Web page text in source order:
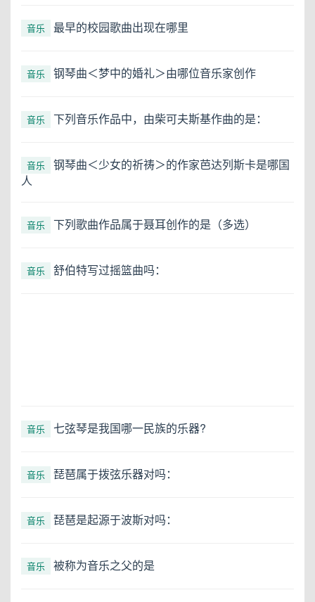
音乐 最早的校园歌曲出现在哪里
音乐 钢琴曲＜梦中的婚礼＞由哪位音乐家创作
音乐 下列音乐作品中，由柴可夫斯基作曲的是：
音乐
钢琴曲＜少女的祈祷＞的作家芭达列斯卡是哪国
人
音乐 下列歌曲作品属于聂耳创作的是（多选）
音乐 舒伯特写过摇篮曲吗：
音乐 七弦琴是我国哪一民族的乐器?
音乐 琵琶属于拨弦乐器对吗：
音乐 琵琶是起源于波斯对吗：
音乐 被称为音乐之父的是